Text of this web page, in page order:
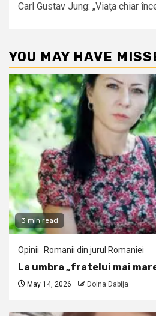
Carl Gustav Jung: „Viaţa chiar
YOU MAY HAVE
3 min read
Opinii Romanii din jurul Romaniei
La umbra „fratelui mai
May 14, 2026 Doina Dabija